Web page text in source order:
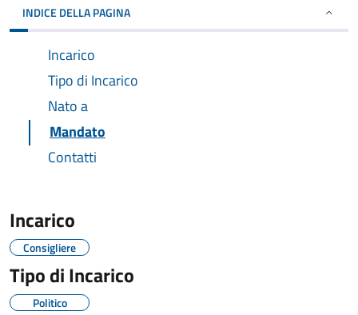
INDICE DELLA PAGINA
Incarico
Tipo di Incarico
Nato a
Mandato
Contatti
Incarico
Consigliere
Tipo di Incarico
Politico